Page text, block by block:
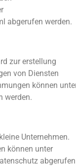
abgerufen werden.
zur erstellung
von Diensten
können
werden.
Unternehmen.
können unter
abgerufen